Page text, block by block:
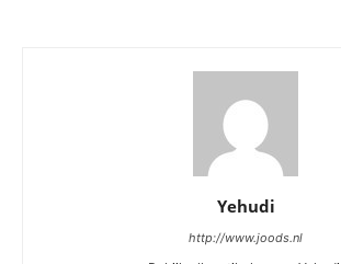
Yehudi
http://www.joods.nl